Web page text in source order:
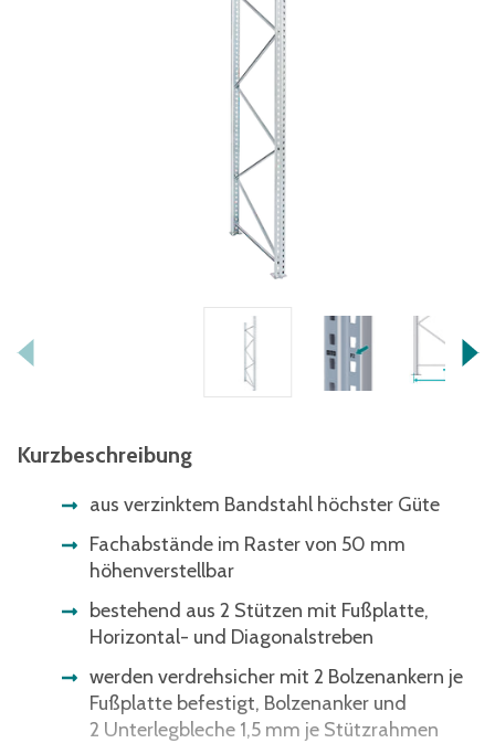
Kurzbeschreibung
aus verzinktem Bandstahl höchster Güte
Fachabstände im Raster von 50 mm
höhenverstellbar
bestehend aus 2 Stützen mit Fußplatte,
Horizontal- und Diagonalstreben
werden verdrehsicher mit 2 Bolzenankern je
Fußplatte befestigt, Bolzenanker und
2 Unterlegbleche 1,5 mm je Stützrahmen